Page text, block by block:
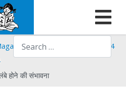
Search Srote
Srote - 2024
होने की संभावना